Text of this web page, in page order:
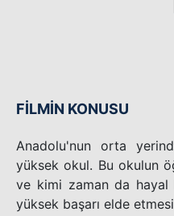
FİLMİN KONUSU
Anadolu'nun orta
yüksek okul. Bu okulun
ve kimi zaman da hayal
yüksek başarı elde